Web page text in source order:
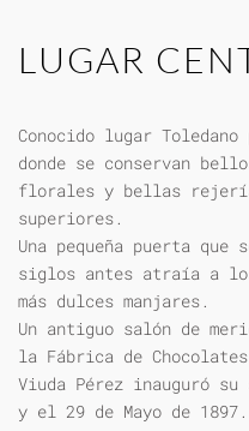
LUGAR
Conocido lugar
donde se conservan
florales y bellas
superiores.
Una pequeña puerta
siglos antes atraía a
más dulces manjares.
Un antiguo salón de
la Fábrica de
Viuda Pérez inauguró
y el 29 de Mayo de 1897.